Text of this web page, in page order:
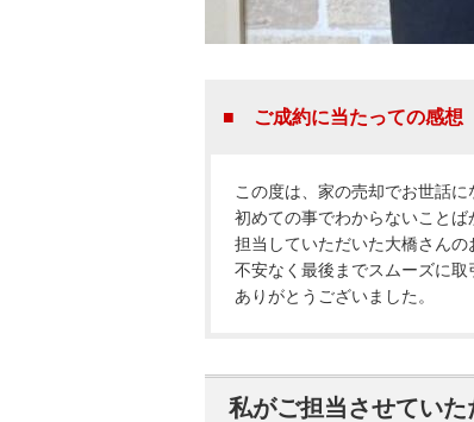
■ ご成約に当たっての感想
この度は、家の売却でお世話に
初めての事でわからないことば
担当していただいた大橋さんの
不安なく最後までスムーズに取
ありがとうございました。
私がご担当させていた